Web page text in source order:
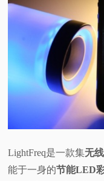
评
普
LightFreq是一款集无
能于一身的节能LED